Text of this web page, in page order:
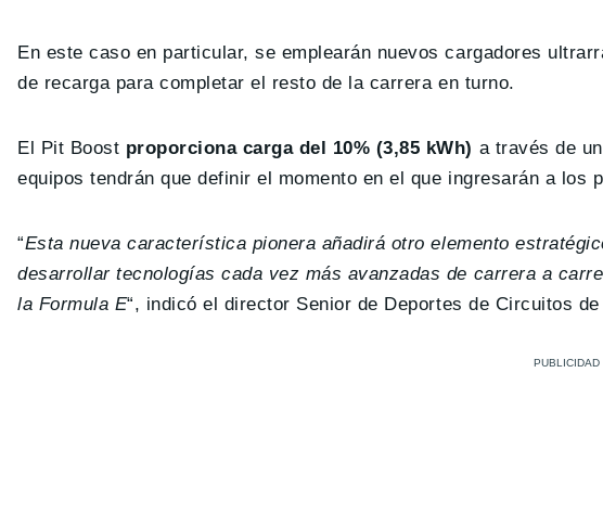
En este caso en particular, se emplearán nuevos cargadores
de recarga para completar el resto de la carrera en turno.
El Pit Boost proporciona carga del 10% (3,85 kWh) a través de
equipos tendrán que definir el momento en el que ingresarán a los
“Esta nueva característica pionera añadirá otro elemento
desarrollar tecnologías cada vez más avanzadas de carrera a
la Formula E“, indicó el director Senior de Deportes de Circuitos